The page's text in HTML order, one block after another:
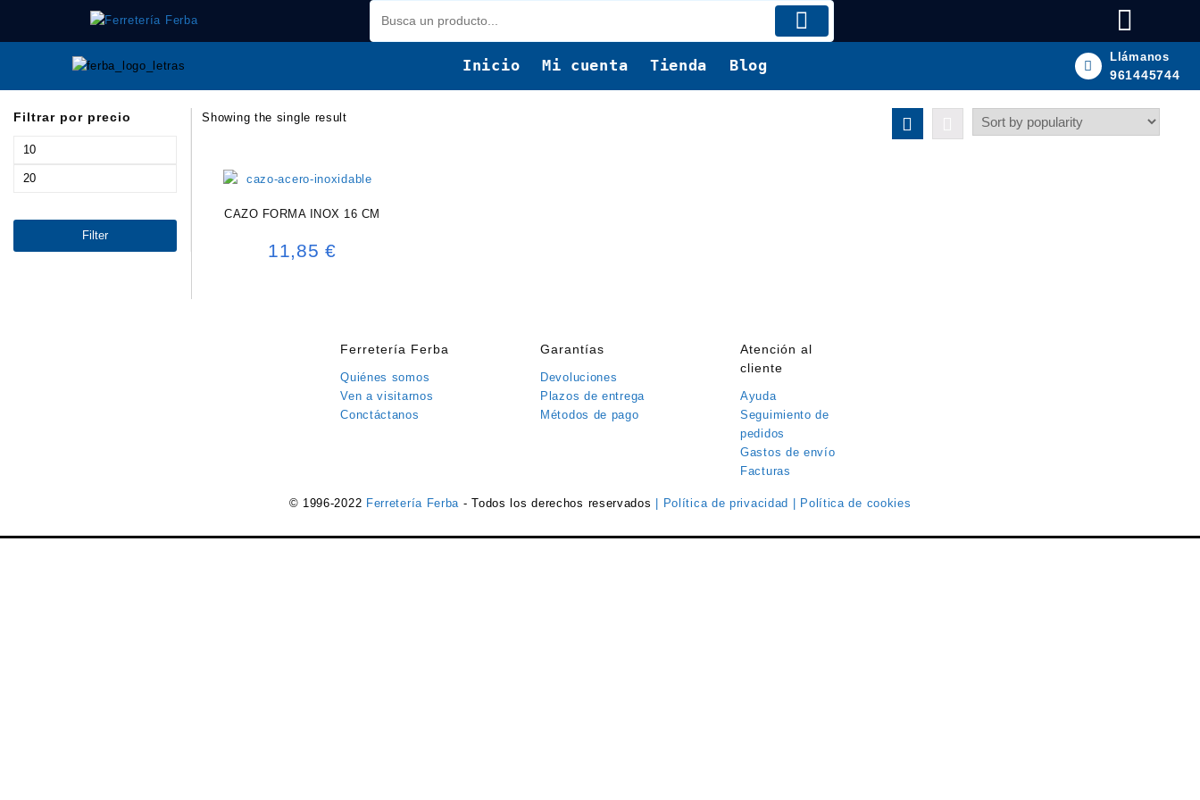
contenido
Inicio Mi cuenta Tienda Blog Llámanos
961445744
Filtrar por precio
Min
Max
Filter
Showing the single result
CAZO FORMA INOX 16 CM
11,85€
Ferretería Ferba
Quiénes somos
Ven a visitarnos
Conctáctanos
Garantías
Devoluciones
Plazos de entrega
Métodos de pago
Atención al
cliente
Ayuda
Seguimiento de
pedidos
Gastos de envío
Facturas
© 1996-2022 Ferretería Ferba - Todos los derechos reservados | Política de privacidad | Política de cookies